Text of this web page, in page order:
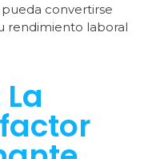
convertirse
rendimiento laboral